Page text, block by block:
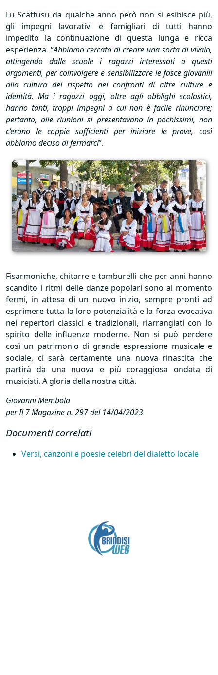
Lu Scattusu da qualche anno però non si esibisce più,
gli impegni lavorativi e famigliari di tutti hanno
impedito la continuazione di questa lunga e ricca
esperienza. “Abbiamo cercato di creare una sorta di vivaio,
attingendo dalle scuole i ragazzi interessati a questi
argomenti, per coinvolgere e sensibilizzare le fasce giovanili
alla cultura del rispetto nei confronti di altre culture e
identità. Ma i ragazzi oggi, oltre agli obblighi scolastici,
hanno tanti, troppi impegni a cui non è facile rinunciare;
pertanto, alle riunioni si presentavano in pochissimi, non
c’erano le coppie sufficienti per iniziare le prove, così
abbiamo deciso di fermarci”.
Fisarmoniche, chitarre e tamburelli che per anni hanno
scandito i ritmi delle danze popolari sono al momento
fermi, in attesa di un nuovo inizio, sempre pronti ad
esprimere tutta la loro potenzialità e la forza evocativa
nei repertori classici e tradizionali, riarrangiati con lo
spirito delle influenze moderne. Non si può perdere
così un patrimonio di grande espressione musicale e
sociale, ci sarà certamente una nuova rinascita che
partirà da una nuova e più coraggiosa ondata di
musicisti. A gloria della nostra città.
Giovanni Membola
per Il 7 Magazine n. 297 del 14/04/2023
Documenti correlati
Versi, canzoni e poesie celebri del dialetto locale